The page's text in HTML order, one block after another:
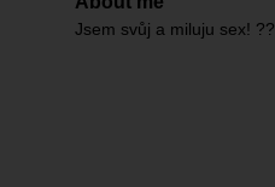
Jsem svůj a miluju sex! ??